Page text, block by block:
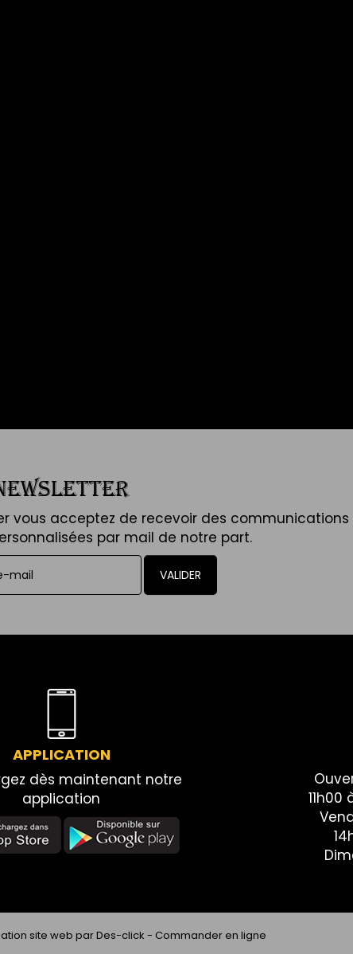
vous acceptez de recevoir des communications
par mail de notre part.
VALIDER
APPLICATION
dès maintenant notre
application
11h00
site web parDes-click - Commander en ligne